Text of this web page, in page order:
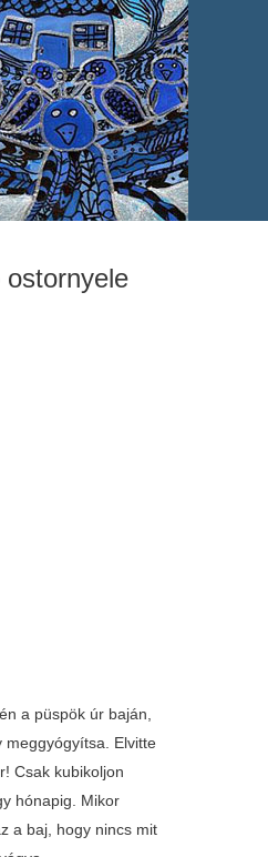
a püspök úr baján,
meggyógyítsa. Elvitte
Csak kubikoljon
hónapig. Mikor
a baj, hogy nincs mit